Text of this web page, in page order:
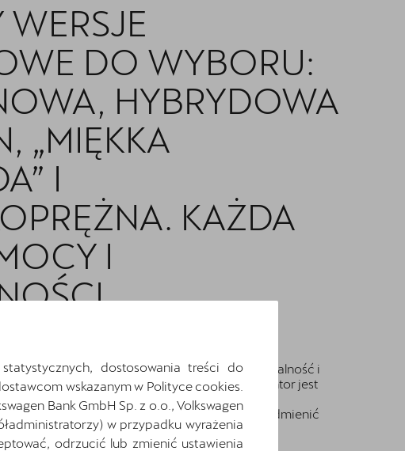
WERSJE
DO WYBORU:
HYBRYDOWA
„MIĘKKA
I
KAŻDA
I
który pozwala wyrazić swoją indywidualność i
Niezależnie od wersji silnikowej, CUPRA Formentor jest
emocje, wygodę i niezapomniane doznania za
sam, jak ta ikona sportowego luksusu może odmienić
dostosowania treści do
wskazanym w Polityce cookies.
Bank GmbH Sp. z o.o., Volkswagen
w przypadku wyrażenia
odrzucić lub zmienić ustawienia